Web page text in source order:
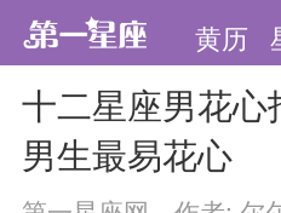
黄历
十二星座男花
男生最易花心